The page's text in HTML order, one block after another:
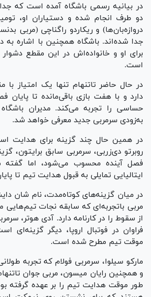
در بیانیه رسمی باشگاه آمده است که
دو طرف انجام شده و دستیاران او،
دروازه‌بان‌ها) و ریکاردو راگناچی (مربی
جدا شده‌اند. باشگاه همچنین با اشاره به
برای او و خانواده‌اش در این مقطع دشوار
است.
در حال حاضر تاتنهام تنها یک امتیاز
دارد و با هفت بازی باقی‌مانده تا پایان
حساسی را تجربه می‌کند. مدیران
به‌زودی سرمربی جدید معرفی خواهد شد.
در همین حال چند گزینه برای هدایت
روبرتو دی‌زربی، سرمربی سابق برایتون،
فصل آینده محسوب می‌شود، اما گفته
ایتالیایی تمایلی به قبول هدایت تیم تا
در میان گزینه‌های کوتاه‌مدت، نام شان
مربی باتجربه‌ای که سابقه نجات تیم‌هایی
از سقوط را در کارنامه دارد. آدی هوتر،
فراوان در فوتبال اروپا، دیگر گزینه‌ای
موقت تیم مطرح شده است.
مارکو سیلوا، سرمربی فولام که تجربه
و همچنین رایان میسون، مربی جوان
طور موقت هدایت تیم را بر عهده گرفته